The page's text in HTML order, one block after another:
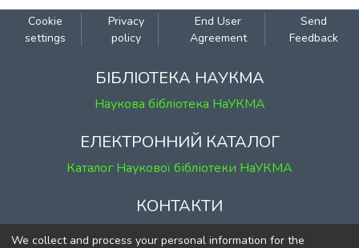
Cookie
settings
Privacy
policy
End User
Agreement
Send
Feedback
БІБЛІОТЕКА НАУКМА
Наукова бібліотека НаУКМА
ЕЛЕКТРОННИЙ КАТАЛОГ
Каталог Наукової бібліотеки НаУКМА
КОНТАКТИ
м. Київ, вул. Григорія Сковороди, 2
We collect and process your personal information for the